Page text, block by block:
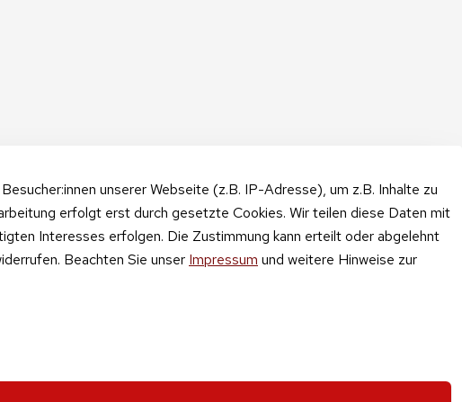
unserer Webseite (z.B. IP-Adresse), um z.B. Inhalte zu
erfolgt erst durch gesetzte Cookies. Wir teilen diese Daten mit
Interesses erfolgen. Die Zustimmung kann erteilt oder abgelehnt
Beachten Sie unser Impressum und weitere Hinweise zur